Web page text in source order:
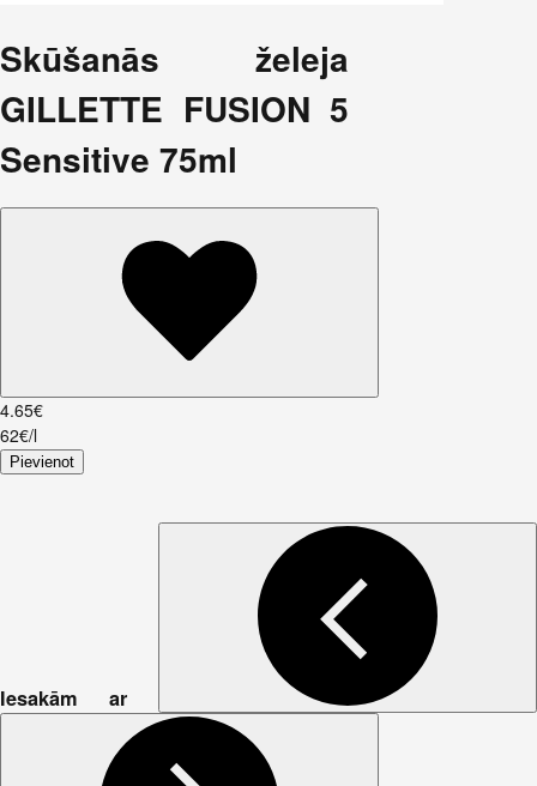
Skūšanās želeja
GILLETTE FUSION 5
Sensitive 75ml
4.65€
62€/l
Pievienot
Iesakām ar